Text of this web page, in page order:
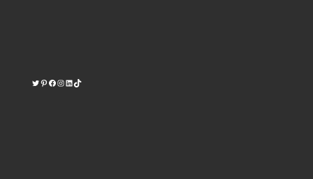
Twitter
Pinterest
https://www.facebook.com/kodinvalaisin/
Instagram
LinkedIn
TikTok